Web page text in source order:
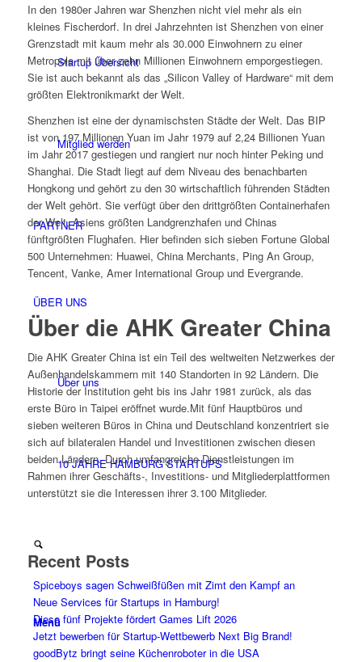
Startup Übersicht
Mitglied werden
PARTNER
ÜBER UNS
Über uns
10 JAHRE HAMBURG STARTUPS
Menü
In den 1980er Jahren war Shenzhen nicht viel mehr als ein
kleines Fischerdorf. In drei Jahrzehnten ist Shenzhen von einer
Grenzstadt mit kaum mehr als 30.000 Einwohnern zu einer
Metropole mit über zehn Millionen Einwohnern emporgestiegen.
Sie ist auch bekannt als das „Silicon Valley of Hardware“ mit dem
größten Elektronikmarkt der Welt.
Shenzhen ist eine der dynamischsten Städte der Welt. Das BIP
ist von 197 Millionen Yuan im Jahr 1979 auf 2,24 Billionen Yuan
im Jahr 2017 gestiegen und rangiert nur noch hinter Peking und
Shanghai. Die Stadt liegt auf dem Niveau des benachbarten
Hongkong und gehört zu den 30 wirtschaftlich führenden Städten
der Welt gehört. Sie verfügt über den drittgrößten Containerhafen
der Welt, Asiens größten Landgrenzhafen und Chinas
fünftgrößten Flughafen. Hier befinden sich sieben Fortune Global
500 Unternehmen: Huawei, China Merchants, Ping An Group,
Tencent, Vanke, Amer International Group und Evergrande.
Über die AHK Greater China
Die AHK Greater China ist ein Teil des weltweiten Netzwerkes der
Außenhandelskammern mit 140 Standorten in 92 Ländern. Die
Historie der Institution geht bis ins Jahr 1981 zurück, als das
erste Büro in Taipei eröffnet wurde.Mit fünf Hauptbüros und
sieben weiteren Büros in China und Deutschland konzentriert sie
sich auf bilateralen Handel und Investitionen zwischen diesen
beiden Ländern. Durch umfangreiche Dienstleistungen im
Rahmen ihrer Geschäfts-, Investitions- und Mitgliederplattformen
unterstützt sie die Interessen ihrer 3.100 Mitglieder.
Recent Posts
Spiceboys sagen Schweißfüßen mit Zimt den Kampf an
Neue Services für Startups in Hamburg!
Diese fünf Projekte fördert Games Lift 2026
Jetzt bewerben für Startup-Wettbewerb Next Big Brand!
goodBytz bringt seine Küchenroboter in die USA